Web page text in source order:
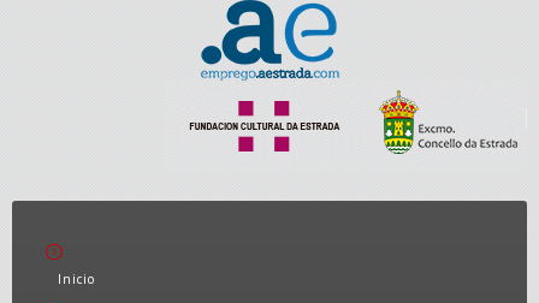
Inicio